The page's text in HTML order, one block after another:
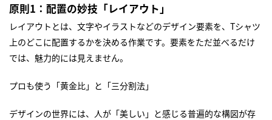
原則1：配置の妙技「レイアウト」
レイアウトとは、文字やイラストなどのデザイン要素を、Tシャツ
上のどこに配置するかを決める作業です。要素をただ並べるだけ
では、魅力的には見えません。
プロも使う「黄金比」と「三分割法」
デザインの世界には、人が「美しい」と感じる普遍的な構図が存